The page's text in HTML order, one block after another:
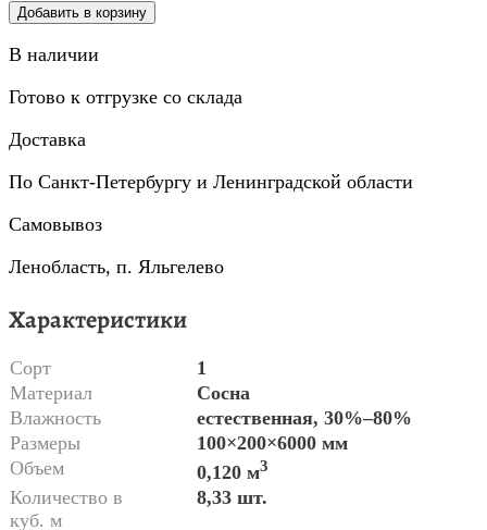
Добавить в корзину
В наличии
Готово к отгрузке со склада
Доставка
По Санкт-Петербургу и Ленинградской области
Самовывоз
Ленобласть, п. Яльгелево
Характеристики
Сорт
1
Материал
Сосна
Влажность
естественная, 30%–80%
Размеры
100×200×6000 мм
Объем
0,120 м3
Количество в
куб. м
8,33 шт.